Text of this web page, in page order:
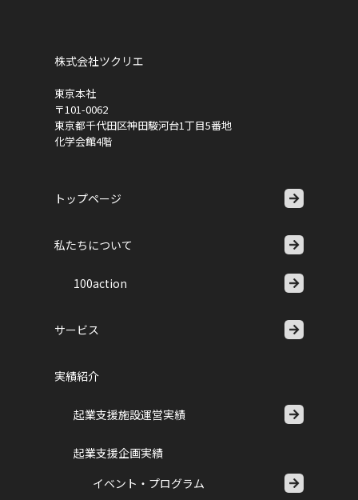
株式会社ツクリエ
東京本社
〒101-0062
東京都千代田区神田駿河台1丁目5番地
化学会館4階
トップページ
私たちについて
100action
サービス
実績紹介
起業支援施設運営実績
起業支援企画実績
イベント・プログラム